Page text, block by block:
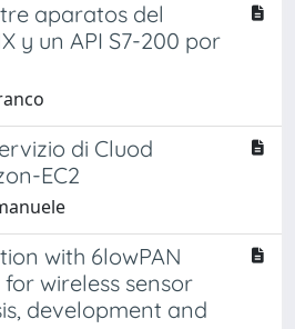
aparatos del
y un API S7-200 por
di Cluod
EC2
with 6lowPAN
wireless sensor
development and